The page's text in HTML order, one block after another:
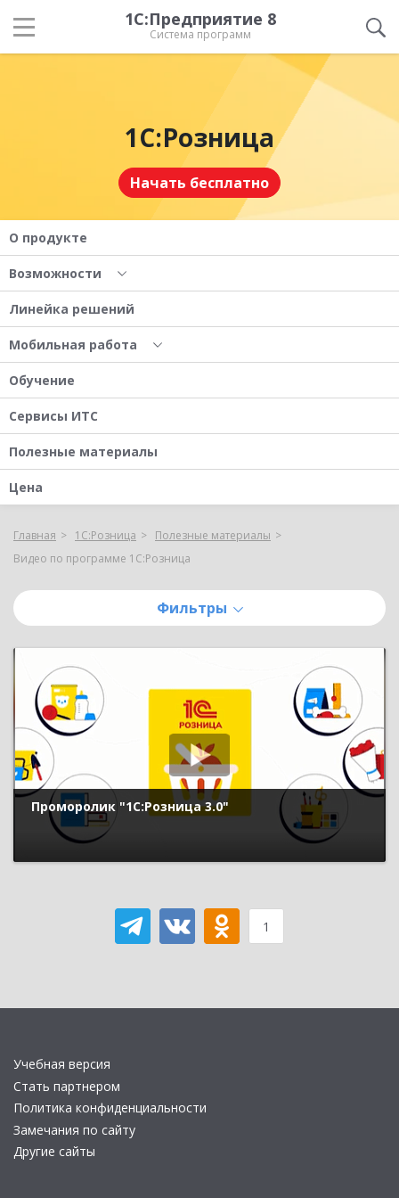
1С:Предприятие 8
Система программ
1С:Розница
Начать бесплатно
О продукте
Возможности
Линейка решений
Мобильная работа
Обучение
Сервисы ИТС
Полезные материалы
Цена
Главная 1С:Розница
Полезные материалы
Видео по программе 1С:Розница
Фильтры
Проморолик "1С:Розница 3.0"
1
Учебная версия
Стать партнером
Политика конфиденциальности
Замечания по сайту
Другие сайты